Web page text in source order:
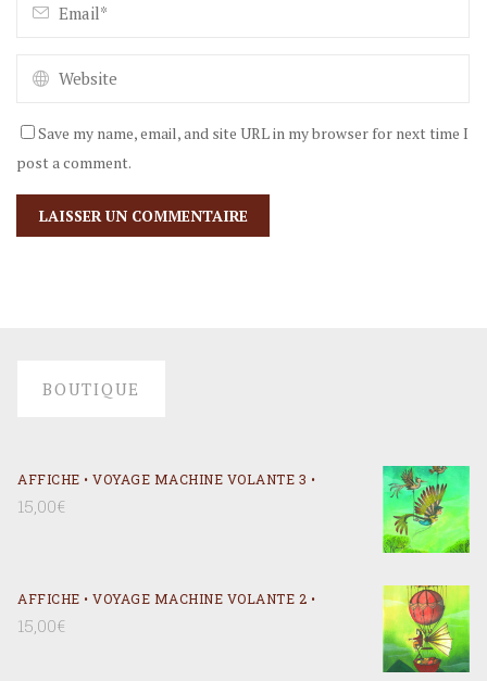
Save my name, email, and site URL in my browser for next time I
post a comment.
BOUTIQUE
AFFICHE • VOYAGE MACHINE VOLANTE 3 •
15,00€
AFFICHE • VOYAGE MACHINE VOLANTE 2 •
15,00€